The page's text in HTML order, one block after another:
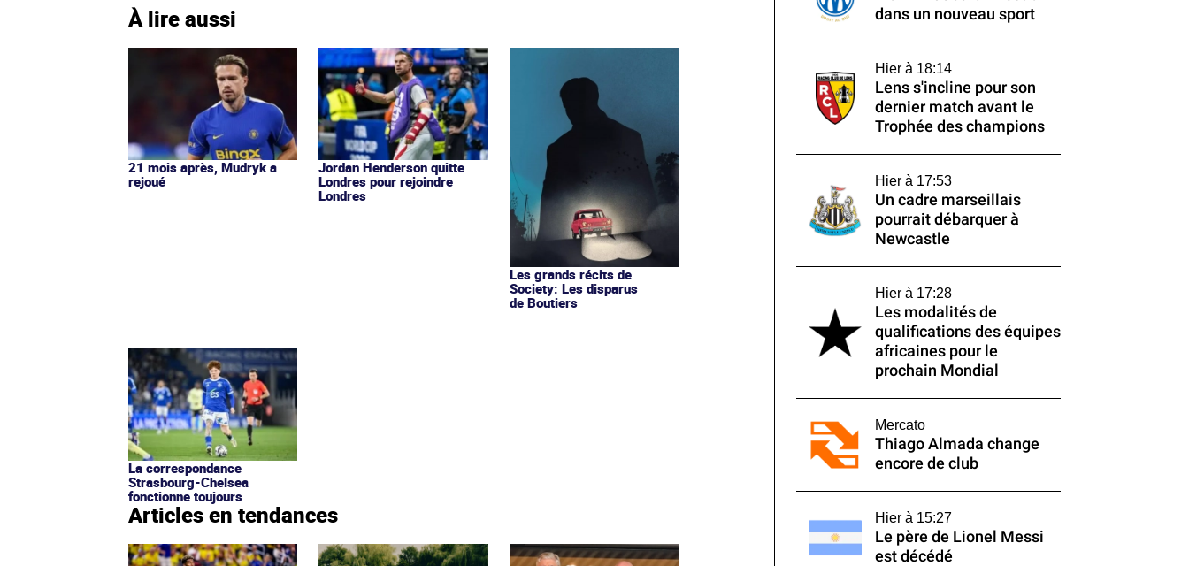
À lire aussi
21 mois après, Mudryk a
rejoué
Jordan Henderson quitte
Londres pour rejoindre
Londres
Les grands récits de
Society: Les disparus
de Boutiers
La correspondance
Strasbourg-Chelsea
fonctionne toujours
Articles en tendances
dans un nouveau sport
Hier à 18:14
Lens s'incline pour son
dernier match avant le
Trophée des champions
Hier à 17:53
Un cadre marseillais
pourrait débarquer à
Newcastle
Hier à 17:28
Les modalités de
qualifications des équipes
africaines pour le
prochain Mondial
Mercato
Thiago Almada change
encore de club
Hier à 15:27
Le père de Lionel Messi
est décédé